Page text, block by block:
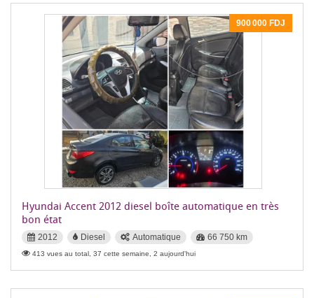
900 000 FDJ
Hyundai Accent 2012 diesel boîte automatique en très
bon état
2012 Diesel Automatique 66 750 km
413 vues au total, 37 cette semaine, 2 aujourd'hui